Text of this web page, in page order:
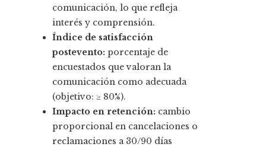
comunicación, lo que refleja
interés y comprensión.
Índice de satisfacción
postevento: porcentaje de
encuestados que valoran la
comunicación como adecuada
(objetivo: ≥ 80%).
Impacto en retención: cambio
proporcional en cancelaciones o
reclamaciones a 30/90 días